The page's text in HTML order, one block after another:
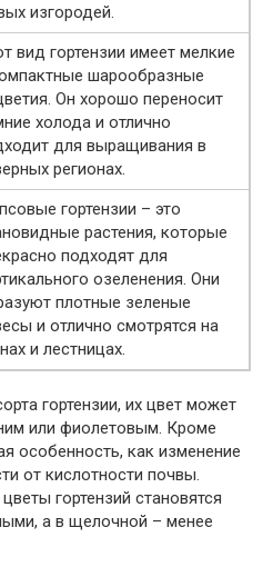
изгородей.
вид гортензии имеет мелкие
шарообразные
Он хорошо переносит
холода и отлично
для выращивания в
регионах.
гортензии – это
растения, которые
подходят для
озеленения. Они
плотные зеленые
и отлично смотрятся на
и лестницах.
гортензии, их цвет может
или фиолетовым. Кроме
особенность, как изменение
от кислотности почвы.
гортензий становятся
а в щелочной – менее